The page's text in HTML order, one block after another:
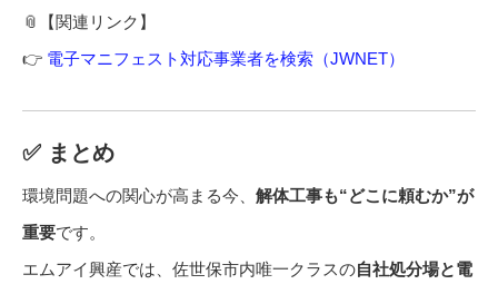
📎【関連リンク】
👉 電子マニフェスト対応事業者を検索（JWNET）
✅ まとめ
環境問題への関心が高まる今、 解体工事も“どこに頼むか”が
重要です。
エムアイ興産では、佐世保市内唯一クラスの自社処分場と電